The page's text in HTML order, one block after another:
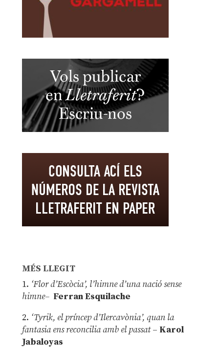
MÉS LLEGIT
1. ‘Flor d’Escòcia’, l’himne d’una nació sense
himne– Ferran Esquilache
2. ‘Tyrik, el príncep d’Ilercavònia’, quan la
fantasia ens reconcilia amb el passat– Karol
Jabaloyas